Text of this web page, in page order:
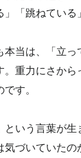
」「跳ねている
本当は、「立
。重力にさか
です。
という言葉が
気づいていたの